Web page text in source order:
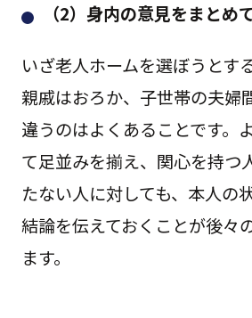
（2）身内の意見をまとめ
いざ老人ホームを選ぼうとす
親戚はおろか、子世帯の夫婦
違うのはよくあることです。
て足並みを揃え、関心を持つ
たない人に対しても、本人の
結論を伝えておくことが後々
ます。